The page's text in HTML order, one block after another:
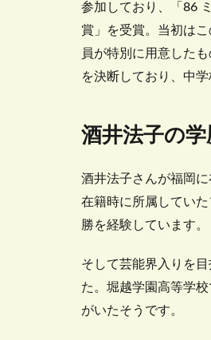
参加しており、「86
賞」を受賞。当初は
員が特別に用意した
を決断しており、中
酒井法子の学
酒井法子さんが福岡
在籍時に所属してい
勝を経験しています。
そして芸能界入りを
た。堀越学園高等学
がいたそうです。